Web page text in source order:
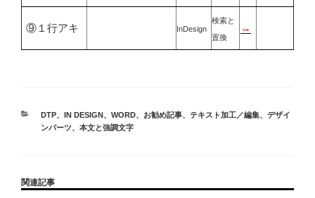
⑨１行アキ InDesign
検索と
置換
→
カ
テ
DTP、 IN DESIGN 、 WORD、 お勧め記事、 テキスト加工／編集、 デザイ
ンパーツ、 本文と強調文字
関連記事